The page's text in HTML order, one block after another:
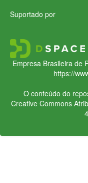
Suportado por
Empresa Brasileira de
https://
O conteúdo do
Creative Commons